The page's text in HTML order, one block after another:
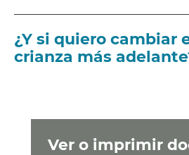
Ver o imprimir
¿Y si quiero cambiar
crianza más